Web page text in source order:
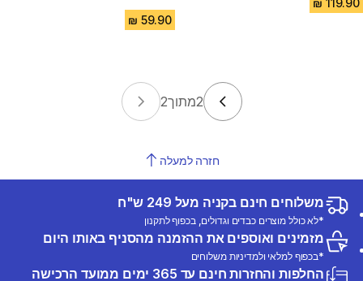
2מתוך2
חזרה למעלה
משלוחים חינם בקניה מעל 249 ש"ח
*לא כולל מוצרים כבדים וגדולים, בכפוף לתקנון
מזמינים ואוספים את ההזמנה מהסניף באותו היום
*בכפוף למלאי ולמדיניות משלוחים
החלפות והחזרות חינם עד 365 ימים ממועד הרכישה